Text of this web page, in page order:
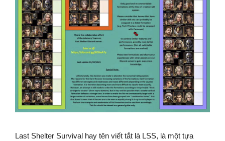
Last Shelter Survival hay tên viết tắt là LSS, là một tựa